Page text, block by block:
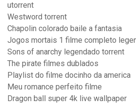
utorrent
Westword torrent
Chapolin colorado baile a fantasia
Jogos mortais 1 filme completo
Sons of anarchy legendado torrent
The pirate filmes dublados
Playlist do filme docinho da america
Meu romance perfeito filme
Dragon ball super 4k live wallpaper